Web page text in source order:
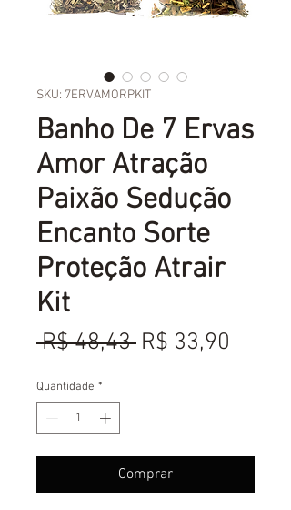
SKU: 7ERVAMORPKIT
Banho De 7 Ervas
Amor Atração
Paixão Sedução
Encanto Sorte
Proteção Atrair
Kit
R$ 48,43 Preço
R$ 33,90
Quantidade *
Comprar